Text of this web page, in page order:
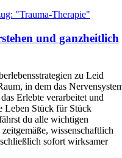
und ganzheitlich
zu Leid
in dem das
Erlebte verarbeitet und
Leben Stück für Stück
du alle wichtigen
wissenschaftlich
sofort wirksamer